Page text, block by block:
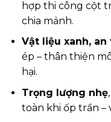
hợp thi công cột
chia mảnh.
Vật liệu xanh, an
ép – thân thiện
hại.
Trọng lượng nhẹ
toàn khi ốp trần –